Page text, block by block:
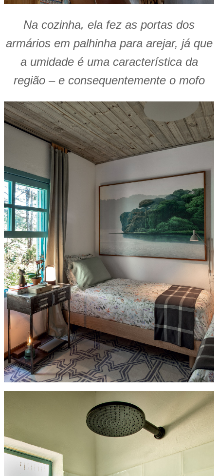
Na cozinha, ela fez as portas dos
armários em palhinha para arejar, já que
a umidade é uma característica da
região – e consequentemente o mofo